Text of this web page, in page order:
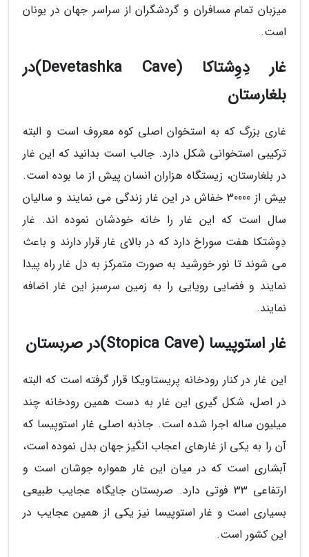
میزبان تمام مسافران و گردشگران از سراسر جهان در یونان
است.
غار دِوِشتاکا (Devetashka Cave)در
بلغارستان
غاری بزرگ که به استخوان اصلی کوه معروف است و البته
ترکیبی استخوانی شکل دارد. جالب است بدانید که این غار
در بلغارستان، زیستگاه هزاران انسان پیش از ما بوده است.
بیش از 30000 خفاش در این غار زندگی می نمایند و سالیان
سال است که این غار را خانه خودشان نموده اند. غار
دِوِشتکا هفت سوراخ دارد که در بالای غار قرار دارند و باعث
می شوند تا نور خورشید به صورت متمرکز به دل غار راه پیدا
نمایند و فضایی رویایی را به زمین سرسبز این غار اضافه
نمایند.
غار استوپیسا (Stopica Cave)در صربستان
این غار در کنار رودخانه پریستاویکا قرار گرفته است که البته
در اصل، شکل گیری این غار به دست همین رودخانه چند
میلیون ساله اجرا شده است. جاذبه اصلی غار استوپیسا که
آن را به یکی از غارهای اعجاب انگیز جهان بدل نموده است،
آبشاری است که در میان این غار همواره جوشان است و
ارتفاعی 33 فوتی دارد. صربستان جایگاه عجایب طبیعی
بسیاری است و غار استوپیسا نیز یکی از همین عجایب در
این کشور است.